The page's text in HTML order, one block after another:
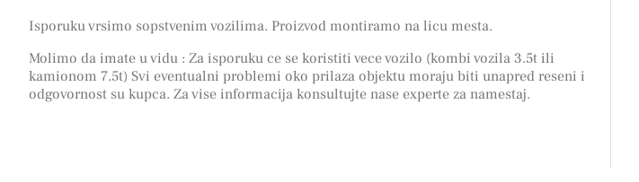
Isporuku vrsimo sopstvenim vozilima. Proizvod montiramo na licu mesta.
Molimo da imate u vidu : Za isporuku ce se koristiti vece vozilo (kombi vozila 3.5t ili
kamionom 7.5t) Svi eventualni problemi oko prilaza objektu moraju biti unapred reseni i
odgovornost su kupca. Za vise informacija konsultujte nase experte za namestaj.